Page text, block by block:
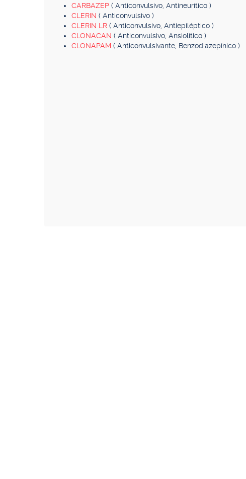
CARBAZEP ( Anticonvulsivo, Antineurítico )
CLERIN ( Anticonvulsivo )
CLERIN LR ( Anticonvulsivo, Antiepiléptico )
CLONACAN ( Anticonvulsivo, Ansiolítico )
CLONAPAM ( Anticonvulsivante, Benzodiazepínico )